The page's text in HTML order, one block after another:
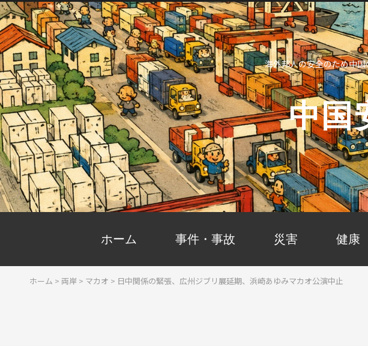
海外邦人の安全のため中
中国
ホーム 事件・事故 災害 健康
ホーム > 両岸 > マカオ > 日中関係の緊張、広州ジブリ展延期、浜崎あゆみマカオ公演中止